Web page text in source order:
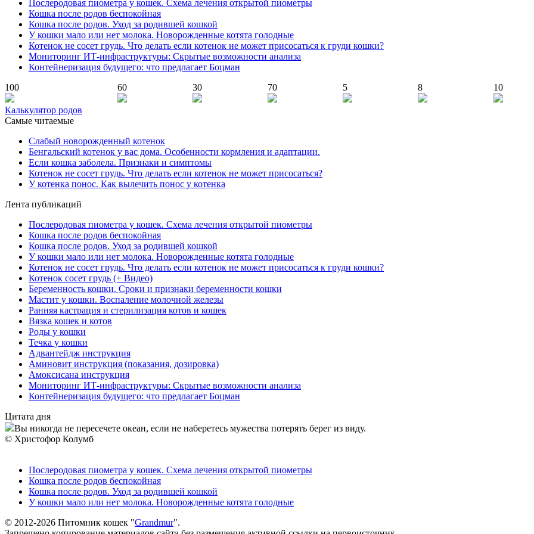
Послеродовая пиометра у кошек. Схема лечения открытой пиометры
Кошка после родов беспокойная
Кошка после родов. Уход за родившей кошкой
У кошки мало или нет молока. Новорожденные котята голодные
Котенок не сосет грудь. Что делать если котенок не может присосаться к груди кошки?
Мониторинг ИТ-инфраструктуры: Скрытые возможности анализа
Контейнеризация будущего: что предлагает Боцман
100
60 30 70 5 8 10
Калькулятор родов
Самые читаемые
Слабый новорожденный котенок
Бенгальский котенок у вас дома. Особенности кормления и адаптации.
Если кошка заболела. Признаки и симптомы
Котенок не сосет грудь. Что делать если котенок не может присосаться?
У котенка понос. Как вылечить понос у котенка
Лента публикаций
Послеродовая пиометра у кошек. Схема лечения открытой пиометры
Кошка после родов беспокойная
Кошка после родов. Уход за родившей кошкой
У кошки мало или нет молока. Новорожденные котята голодные
Котенок не сосет грудь. Что делать если котенок не может присосаться к груди кошки?
Котенок сосет грудь (+ Видео)
Беременность кошки. Сроки и признаки беременности кошки
Мастит у кошки. Воспаление молочной железы
Ранняя кастрация и стерилизация котов и кошек
Вязка кошек и котов
Роды у кошки
Течка у кошки
Адвантейдж инструкция
Аминовит инструкция (показания, дозировка)
Амоксисана инструкция
Мониторинг ИТ-инфраструктуры: Скрытые возможности анализа
Контейнеризация будущего: что предлагает Боцман
Цитата дня
Вы никогда не пересечете океан, если не наберетесь мужества потерять берег из виду.
© Христофор Колумб
Послеродовая пиометра у кошек. Схема лечения открытой пиометры
Кошка после родов беспокойная
Кошка после родов. Уход за родившей кошкой
У кошки мало или нет молока. Новорожденные котята голодные
© 2012-2026 Питомник кошек "Grandmur".